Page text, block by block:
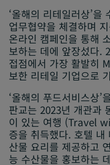
‘올해의 리테일러상’
업무협약을 체결하며
온라인 캠페인을 통해
보하는 데에 앞장섰다.
접점에서 가장 활발히
보한 리테일 기업으로
‘올해의 푸드서비스상
판교는 2023년 개관과
이 있는 여행 (Travel
증을 취득했다. 호텔 내
산물 요리를 제공하고
능 수산물을 홍보하는